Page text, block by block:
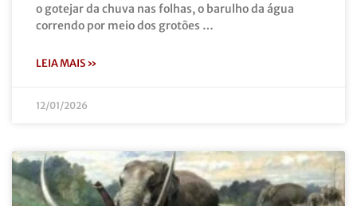
o gotejar da chuva nas folhas, o barulho da água
correndo por meio dos grotões …
LEIA MAIS »
12/01/2026